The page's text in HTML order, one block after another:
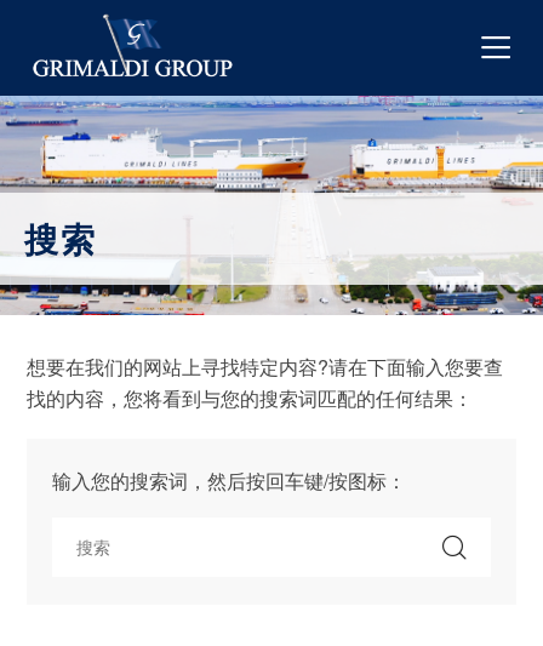
搜索
想要在我们的网站上寻找特定内容?请在下面输入您要查
找的内容，您将看到与您的搜索词匹配的任何结果：
输入您的搜索词，然后按回车键/按图标：